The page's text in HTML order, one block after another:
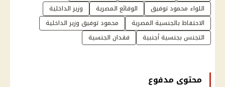
اللواء محمود توفيق
الوقائع المصرية
وزير الداخلية
الاحتفاظ بالجنسية المصرية
محمود توفيق وزير الداخلية
التجنس بجنسية أجنبية
فقدان الجنسية
محتوى مدفوع